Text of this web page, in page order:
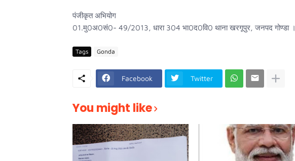
पंजीकृत अभियोग
01.मु0अ0सं0- 49/2013, धारा 304 भा0द0वि0 थाना खरगूपुर, जनपद गोण्डा ।
Tags Gonda
Facebook Twitter
You might like